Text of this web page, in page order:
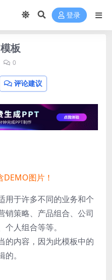
登录
板
0
评论建议
图片！
用于许多不同的业务和个
销策略、产品组合、公司
人组合等等。
的内容，因为此模板中的
。